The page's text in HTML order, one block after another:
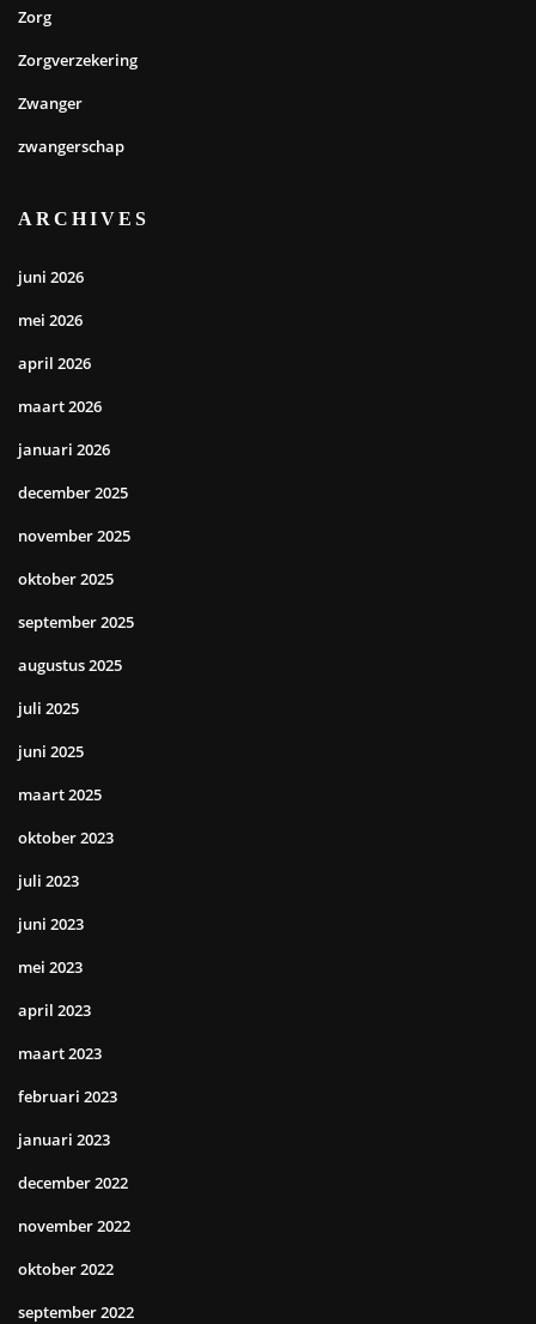
Zorg
Zorgverzekering
Zwanger
zwangerschap
ARCHIVES
juni 2026
mei 2026
april 2026
maart 2026
januari 2026
december 2025
november 2025
oktober 2025
september 2025
augustus 2025
juli 2025
juni 2025
maart 2025
oktober 2023
juli 2023
juni 2023
mei 2023
april 2023
maart 2023
februari 2023
januari 2023
december 2022
november 2022
oktober 2022
september 2022